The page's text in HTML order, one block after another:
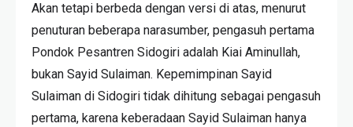
Akan tetapi berbeda dengan versi di atas, menurut
penuturan beberapa narasumber, pengasuh pertama
Pondok Pesantren Sidogiri adalah Kiai Aminullah,
bukan Sayid Sulaiman. Kepemimpinan Sayid
Sulaiman di Sidogiri tidak dihitung sebagai pengasuh
pertama, karena keberadaan Sayid Sulaiman hanya